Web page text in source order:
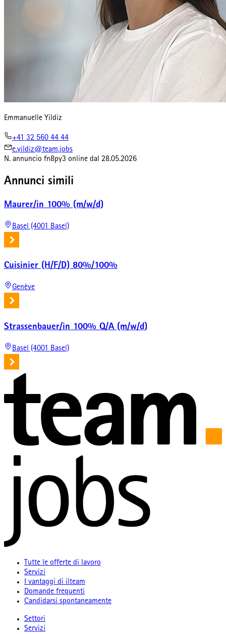
Emmanuelle Yildiz
+41 32 560 44 44
e.yildiz@team.jobs
N. annuncio fn8py3 online dal 28.05.2026
Annunci simili
Maurer/in 100% (m/w/d)
Basel (4001 Basel)
Cuisinier (H/F/D) 80%/100%
Genève
Strassenbauer/in 100% Q/A (m/w/d)
Basel (4001 Basel)
Tutte le offerte di lavoro
Servizi
I vantaggi di ilteam
Domande frequenti
Candidarsi spontaneamente
Settori
Servizi